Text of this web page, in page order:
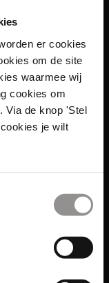
er cookies
om de site
waarmee wij
cookies om
Via de knop 'Stel
je wilt